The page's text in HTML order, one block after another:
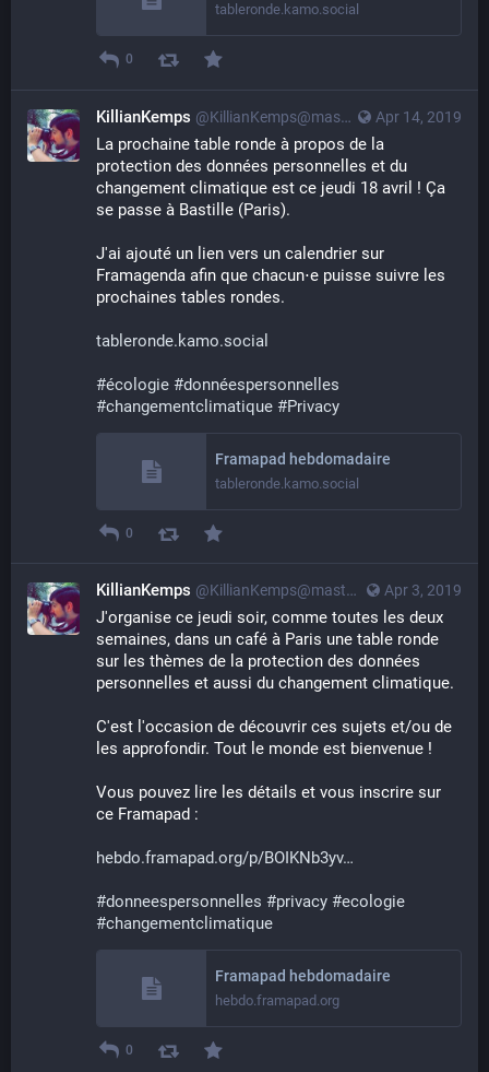
tableronde.kamo.social
0
Apr 14, 2019
KillianKemps @KillianKemps@mastodon.qowala.org
La prochaine table ronde à propos de la
protection des données personnelles et du
changement climatique est ce jeudi 18 avril ! Ça
se passe à Bastille (Paris).
J'ai ajouté un lien vers un calendrier sur
Framagenda afin que chacun⋅e puisse suivre les
prochaines tables rondes.
tableronde.kamo.social
#écologie #donnéespersonnelles
#changementclimatique #Privacy
Framapad hebdomadaire
tableronde.kamo.social
0
Apr 3, 2019
KillianKemps @KillianKemps@mastodon.qowala.org
J'organise ce jeudi soir, comme toutes les deux
semaines, dans un café à Paris une table ronde
sur les thèmes de la protection des données
personnelles et aussi du changement climatique.
C'est l'occasion de découvrir ces sujets et/ou de
les approfondir. Tout le monde est bienvenue !
Vous pouvez lire les détails et vous inscrire sur
ce Framapad :
hebdo.framapad.org/p/BOIKNb3yv
#donneespersonnelles #privacy #ecologie
#changementclimatique
Framapad hebdomadaire
hebdo.framapad.org
0